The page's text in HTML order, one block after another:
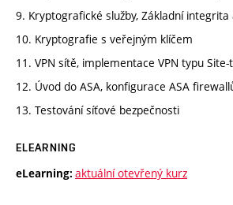
9. Kryptografické služby, Základní
10. Kryptografie s veřejným klíčem
11. VPN sítě, implementace VPN typu Site-
12. Úvod do ASA, konfigurace ASA
13. Testování síťové bezpečnosti
ELEARNING
eLearning: aktuální otevřený kurz